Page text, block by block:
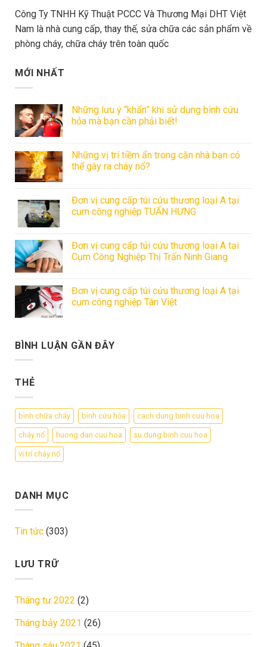
Công Ty TNHH Kỹ Thuật PCCC Và Thương Mại DHT Việt
Nam là nhà cung cấp, thay thế, sửa chữa các sản phẩm về
phòng cháy, chữa cháy trên toàn quốc
MỚI NHẤT
Những lưu ý “khẩn” khi sử dụng bình cứu
hỏa mà bạn cần phải biết!
Những vị trí tiềm ẩn trong căn nhà bạn có
thể gây ra cháy nổ?
Đơn vị cung cấp túi cứu thương loại A tại
cụm công nghiệp TUẤN HƯNG
Đơn vị cung cấp túi cứu thương loại A tại
Cụm Công Nghiệp Thị Trấn Ninh Giang
Đơn vị cung cấp túi cứu thương loại A tại
cụm công nghiệp Tân Việt
BÌNH LUẬN GẦN ĐÂY
THẺ
bình chữa cháy bình cứu hỏa cach dung binh cuu hoa
cháy nổ huong dan cuu hoa su dung binh cuu hoa
vị trí cháy nổ
DANH MỤC
Tin tức (303)
LƯU TRỮ
Tháng tư 2022 (2)
Tháng bảy 2021 (26)